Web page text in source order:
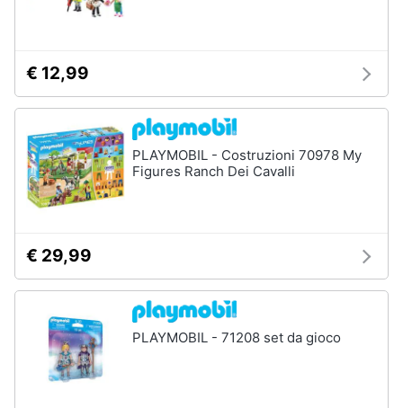
€ 12,99
PLAYMOBIL - Costruzioni 70978 My
Figures Ranch Dei Cavalli
€ 29,99
PLAYMOBIL - 71208 set da gioco